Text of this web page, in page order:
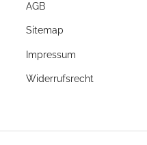
AGB
Sitemap
Impressum
Widerrufsrecht